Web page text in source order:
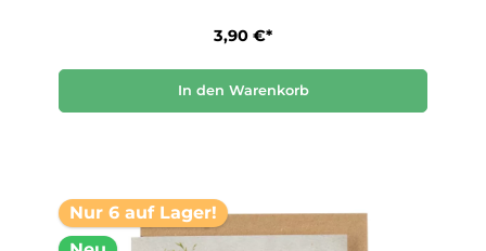
3,90 €*
In den Warenkorb
Nur 6 auf Lager!